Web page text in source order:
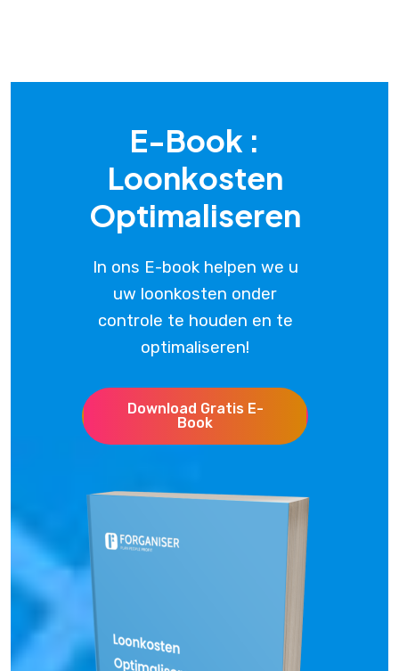
E-Book :
Loonkosten
Optimaliseren
In ons E-book helpen we u
uw loonkosten onder
controle te houden en te
optimaliseren!
Download Gratis E-
Book